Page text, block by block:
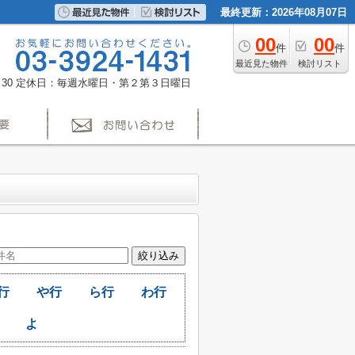
最終更新：2026年08月07日
00件
最近見た物件
00件
検討リスト
定休日：毎週水曜日・第２第３日曜日
や行 ら行 わ行
よ